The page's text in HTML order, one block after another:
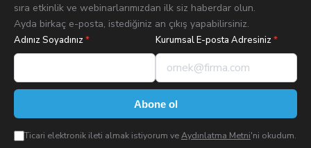
sıra etkinlik ve webinarlarımızdan ilk siz haberdar olun.
Ayda birkaç e-posta, istediğiniz an çıkış yapabilirsiniz.
Adınız Soyadınız* Kurumsal E-posta Adresiniz*
Abone ol
Ticari elektronik ileti almak istiyorum veAydınlatma Metni'ni okudum.